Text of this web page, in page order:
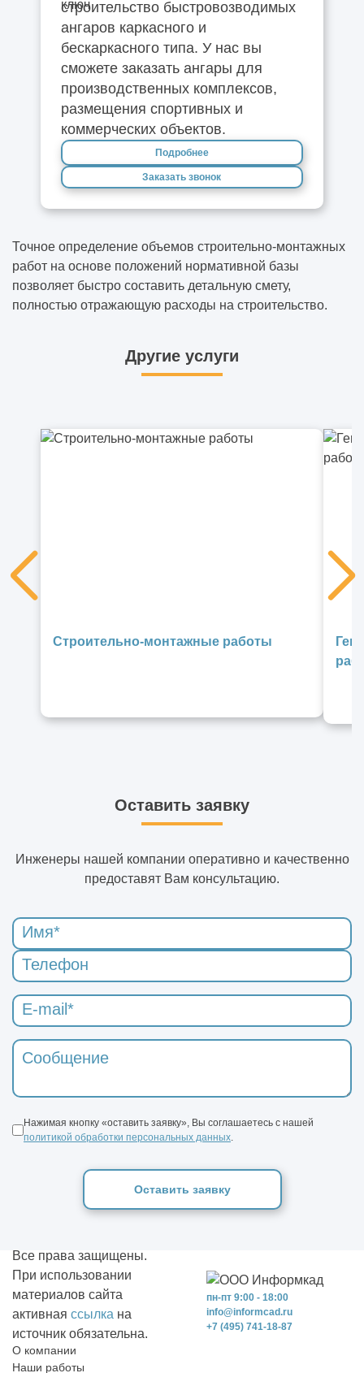
строительство быстровозводимых
ангаров каркасного и
бескаркасного типа. У нас вы
сможете заказать ангары для
производственных комплексов,
размещения спортивных и
коммерческих объектов.
Подробнее
Заказать звонок
Точное определение объемов строительно-монтажных
работ на основе положений нормативной базы
позволяет быстро составить детальную смету,
полностью отражающую расходы на строительство.
Другие услуги
Строительно-монтажные работы
Оставить заявку
Инженеры нашей компании оперативно и качественно
предоставят Вам консультацию.
Нажимая кнопку «оставить заявку», Вы соглашаетесь с нашей
политикой обработки персональных данных.
Оставить заявку
пн-пт 9:00 - 18:00
+7 (495) 741-18-87
info@informcad.ru
О компании
Наши работы
Все права защищены.
При использовании
материалов сайта
активная ссылка на
источник обязательна.